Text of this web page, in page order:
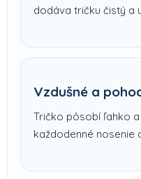
dodáva tričku čistý a
Vzdušné a
Tričko pôsobí ľahko
každodenné nosenie